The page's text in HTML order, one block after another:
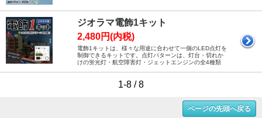
ジオラマ電飾1キット
2,480円(内税)
電飾1キットは、様々な用途に合わせて一個のLED点灯を
制御できるキットです。点灯パターンは、灯台・切れか
けの蛍光灯・航空障害灯・ジェットエンジンの全4種類
1-8 / 8
ページの先頭へ戻る